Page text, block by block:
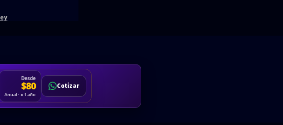
Desde
$80
Anual · x 1 año
Cotizar
Cotizar
Hablemos
Solicitar